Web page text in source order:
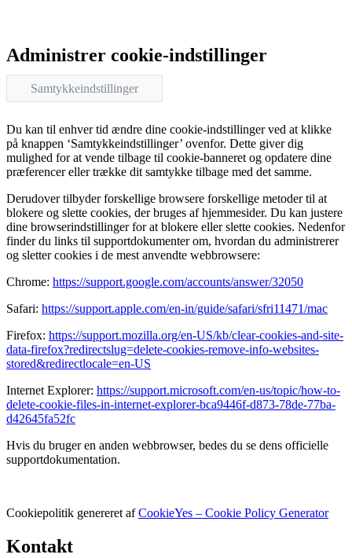
Administrer cookie-indstillinger
Samtykkeindstillinger
Du kan til enhver tid ændre dine cookie-indstillinger ved at klikke
på knappen ‘Samtykkeindstillinger’ ovenfor. Dette giver dig
mulighed for at vende tilbage til cookie-banneret og opdatere dine
præferencer eller trække dit samtykke tilbage med det samme.
Derudover tilbyder forskellige browsere forskellige metoder til at
blokere og slette cookies, der bruges af hjemmesider. Du kan justere
dine browserindstillinger for at blokere eller slette cookies. Nedenfor
finder du links til supportdokumenter om, hvordan du administrerer
og sletter cookies i de mest anvendte webbrowsere:
Chrome: https://support.google.com/accounts/answer/32050
Safari: https://support.apple.com/en-in/guide/safari/sfri11471/mac
Firefox: https://support.mozilla.org/en-US/kb/clear-cookies-and-site-
data-firefox?redirectslug=delete-cookies-remove-info-websites-
stored&redirectlocale=en-US
Internet Explorer: https://support.microsoft.com/en-us/topic/how-to-
delete-cookie-files-in-internet-explorer-bca9446f-d873-78de-77ba-
d42645fa52fc
Hvis du bruger en anden webbrowser, bedes du se dens officielle
supportdokumentation.
Cookiepolitik genereret afCookieYes – Cookie Policy Generator
Kontakt